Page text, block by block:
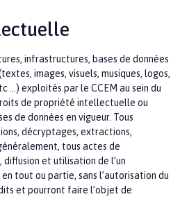
infrastructures, bases de données
images, visuels, musiques, logos,
…) exploités par le CCEM au sein du
de propriété intellectuelle ou
de données en vigueur. Tous
décryptages, extractions,
tous actes de
et utilisation de l’un
tout ou partie, sans l’autorisation du
et pourront faire l’objet de